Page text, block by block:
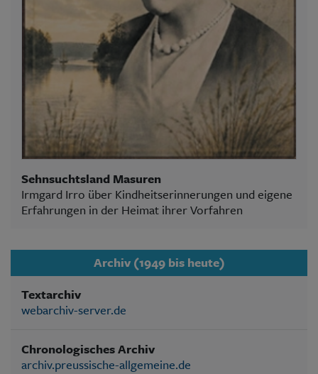
Sehnsuchtsland Masuren
Irmgard Irro über Kindheitserinnerungen und eigene
Erfahrungen in der Heimat ihrer Vorfahren
Archiv (1949 bis heute)
Textarchiv
webarchiv-server.de
Chronologisches Archiv
archiv.preussische-allgemeine.de